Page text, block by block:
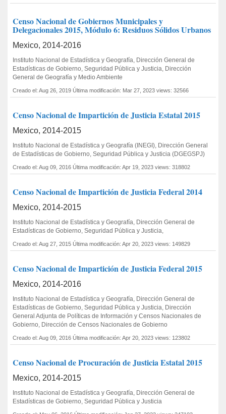
Censo Nacional de Gobiernos Municipales y
Delegacionales 2015, Módulo 6: Residuos Sólidos Urbanos
Mexico, 2014-2016
Instituto Nacional de Estadística y Geografía, Dirección General de
Estadísticas de Gobierno, Seguridad Pública y Justicia, Dirección
General de Geografía y Medio Ambiente
Creado el: Aug 26, 2019 Última modificación: Mar 27, 2023 views: 32566
Censo Nacional de Impartición de Justicia Estatal 2015
Mexico, 2014-2015
Instituto Nacional de Estadística y Geografía (INEGI), Dirección General
de Estadísticas de Gobierno, Seguridad Pública y Justicia (DGEGSPJ)
Creado el: Aug 09, 2016 Última modificación: Apr 19, 2023 views: 318802
Censo Nacional de Impartición de Justicia Federal 2014
Mexico, 2014-2015
Instituto Nacional de Estadística y Geografía, Dirección General de
Estadísticas de Gobierno, Seguridad Pública y Justicia,
Creado el: Aug 27, 2015 Última modificación: Apr 20, 2023 views: 149829
Censo Nacional de Impartición de Justicia Federal 2015
Mexico, 2014-2016
Instituto Nacional de Estadística y Geografía, Dirección General de
Estadísticas de Gobierno, Seguridad Pública y Justicia, Dirección
General Adjunta de Políticas de Información y Censos Nacionales de
Gobierno, Dirección de Censos Nacionales de Gobierno
Creado el: Aug 09, 2016 Última modificación: Apr 20, 2023 views: 123802
Censo Nacional de Procuración de Justicia Estatal 2015
Mexico, 2014-2015
Instituto Nacional de Estadística y Geografía, Dirección General de
Estadísticas de Gobierno, Seguridad Pública y Justicia